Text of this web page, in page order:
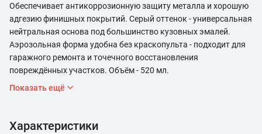
Обеспечивает антикоррозионную защиту металла и хорошую
адгезию финишных покрытий. Серый оттенок - универсальная
нейтральная основа под большинство кузовных эмалей.
Аэрозольная форма удобна без краскопульта - подходит для
гаражного ремонта и точечного восстановления
повреждённых участков. Объём - 520 мл.
Показать ещё
Характеристики